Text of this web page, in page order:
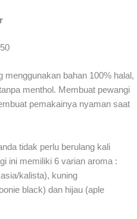
menggunakan bahan 100% halal,
menthol. Membuat pewangi
pemakainya nyaman saat
tidak perlu berulang kali
ini memiliki 6 varian aroma :
kalista), kuning
black) dan hijau (aple